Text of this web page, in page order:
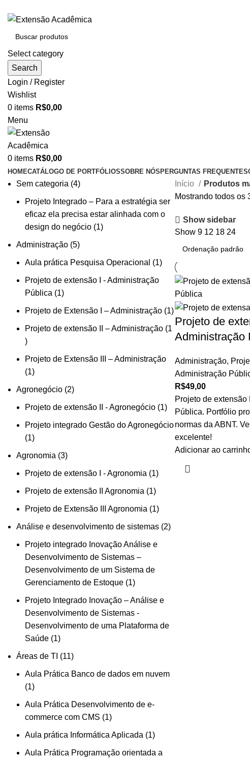
Select category
Search
Login / Register
Wishlist
0 items R$0,00
Menu
0 items R$0,00
HOMECATÁLOGO DE PORTFÓLIOSSOBRE NÓS PERGUNTAS FREQUENTES
Sem categoria 44
Projeto Integrado – Para a estratégia ser
eficaz ela precisa estar alinhada com o
design do negócio 11
Administração 55
Aula prática Pesquisa Operacional 11
produto
Projeto de extensão I - Administração
Pública
11
Projeto de Extensão I – Administração 11
produto
Projeto de extensão II – Administração 1
1
Projeto de Extensão III – Administração
11
produto
Agronegócio 22
Projeto de extensão II - Agronegócio 11
Projeto integrado Gestão do Agronegócio
11
Agronomia 33
Projeto de extensão I - Agronomia 11
Projeto de extensão II Agronomia 11
Projeto de Extensão III Agronomia 11
Análise e desenvolvimento de sistemas 22
Projeto integrado Inovação Análise e
Desenvolvimento de Sistemas –
Desenvolvimento de um Sistema de
Gerenciamento de Estoque 11
produto
Projeto Integrado Inovação – Análise e
Desenvolvimento de Sistemas -
Desenvolvimento de uma Plataforma de
Saúde 11
Áreas de TI 1111
Aula Prática Banco de dados em nuvem
11
produto
Aula Prática Desenvolvimento de e-
commerce com CMS
11
Aula prática Informática Aplicada 11
Aula Prática Programação orientada a
Início
Produtos
Mostrando todos os
Show sidebar
Show 9 12 18 24
Projeto de
Administração
Administração,
Administração
R$49,00
Projeto de extensão
Pública. Portfólio
normas da ABNT.
excelente!
Adicionar ao